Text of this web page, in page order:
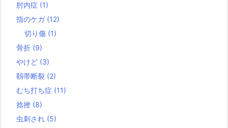
肘内症 (1)
指のケガ (12)
切り傷 (1)
骨折 (9)
やけど (3)
靱帯断裂 (2)
むち打ち症 (11)
捻挫 (8)
虫刺され (5)